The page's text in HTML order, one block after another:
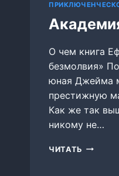
О чем книга
безмолвия»
юная Джейма
престижную
Как же так
никому не…
ЧИТАТЬ